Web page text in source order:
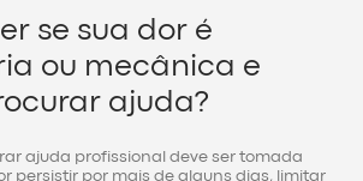
se sua dor é
ou mecânica e
ajuda?
ajuda profissional deve ser tomada
persistir por mais de alguns dias, limitar